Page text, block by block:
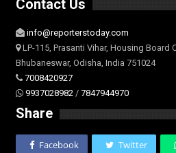
Contact Us
info@reporterstoday.com
LP-115, Prasanti Vihar, Housing Board
Bhubaneswar, Odisha, India 751024
7008420927
9937028982 / 7847944970
Share
Facebook Twitter